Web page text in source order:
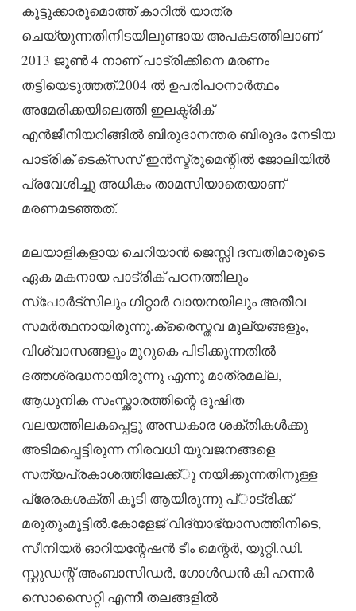
കൂട്ടുക്കാരുമൊത്ത് കാറില്‍ യാത്ര
ചെയ്യുന്നതിനിടയിലുണ്ടായ അപകടത്തിലാണ്
2013 ജൂണ്‍ 4 നാണ് പാട്രിക്കിനെ മരണം
തട്ടിയെടുത്തത്.2004 ല്‍ ഉപരിപഠനാര്‍ത്ഥം
അമേരിക്കയിലെത്തി ഇലക്ട്രിക്
എന്‍ജീനിയറിങ്ങില്‍ ബിരുദാനന്തര ബിരുദം നേടിയ
പാട്രിക് ടെക്‌സസ് ഇന്‍സ്ട്രുമെന്റില്‍ ജോലിയില്‍
പ്രവേശിച്ചു അധികം താമസിയാതെയാണ്
മരണമടഞ്ഞത്.
മലയാളികളായ ചെറിയാന്‍ ജെസ്സി ദമ്പതിമാരുടെ
ഏക മകനായ പാട്രിക് പഠനത്തിലും
സ്‌പോര്‍ട്‌സിലും ഗിറ്റാര്‍ വായനയിലും അതീവ
സമര്‍ത്ഥനായിരുന്നു.ക്രൈസ്തവ മൂല്യങ്ങളും,
വിശ്വാസങ്ങളും മുറുകെ പിടിക്കുന്നതില്‍
ദത്തശ്രദ്ധനായിരുന്നു എന്നു മാത്രമല്ല,
ആധുനിക സംസ്ക്കാരത്തിന്റെ ദൂഷിത
വലയത്തിലകപ്പെട്ടു അന്ധകാര ശക്തികള്‍ക്കു
അടിമപ്പെട്ടിരുന്ന നിരവധി യുവജനങ്ങളെ
സത്യപ്രകാശത്തിലേക്ക്ു നയിക്കുന്നതിനുള്ള
പ്രേരകശക്തി കൂടി ആയിരുന്നു പ്ാട്രിക്ക്
മരുതുംമൂട്ടില്‍.കോളേജ് വിദ്യാഭ്യാസത്തിനിടെ,
സീനിയര്‍ ഓറിയന്റേഷന്‍ ടീം മെന്റര്‍, യുറ്റി.ഡി.
സ്റ്റുഡന്റ് അംബാസിഡര്‍, ഗോള്‍ഡന്‍ കി ഹന്നര്‍
സൊസൈറ്റി എന്നീ തലങ്ങളില്‍